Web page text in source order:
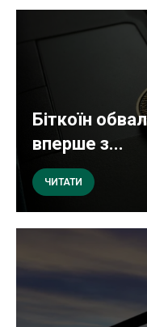
Біткоїн
вперше з...
ЧИТАТИ